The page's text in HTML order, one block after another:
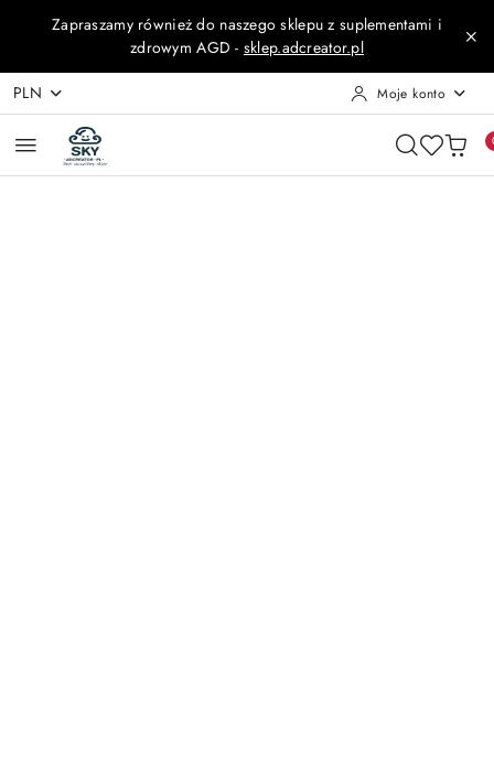
Przejdź do treści głównej
Przejdź do wyszukiwarki
Przejdź do moje konto
Przejdź do menu głównego
Przejdź do opisu produktu
Przejdź do stopki
Zapraszamy również do naszego sklepu z suplementami i
zdrowym AGD - sklep.adcreator.pl
PLN Moje konto